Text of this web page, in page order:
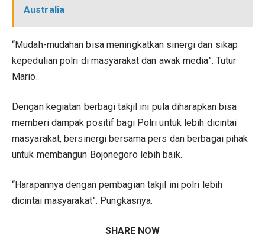
Australia
“Mudah-mudahan bisa meningkatkan sinergi dan sikap
kepedulian polri di masyarakat dan awak media”. Tutur
Mario.
Dengan kegiatan berbagi takjil ini pula diharapkan bisa
memberi dampak positif bagi Polri untuk lebih dicintai
masyarakat, bersinergi bersama pers dan berbagai pihak
untuk membangun Bojonegoro lebih baik.
“Harapannya dengan pembagian takjil ini polri lebih
dicintai masyarakat”. Pungkasnya.
SHARE NOW